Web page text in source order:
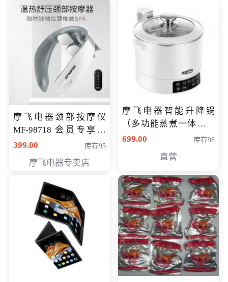
摩飞电器颈部按摩仪
MF-98718 会员专享价
299元
399.00 库存95
摩飞电器专卖店
摩飞电器智能升降锅
（多功能蒸煮一体锅）
（智能升降养生锅） 会
699.00 库存98
直营